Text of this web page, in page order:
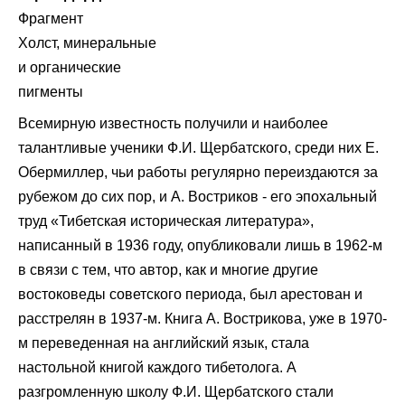
Фрагмент
Холст, минеральные
и органические
пигменты
Всемирную известность получили и наиболее
талантливые ученики Ф.И. Щербатского, среди них Е.
Обермиллер, чьи работы регулярно переиздаются за
рубежом до сих пор, и А. Востриков - его эпохальный
труд «Тибетская историческая литература»,
написанный в 1936 году, опубликовали лишь в 1962-м
в связи с тем, что автор, как и многие другие
востоковеды советского периода, был арестован и
расстрелян в 1937-м. Книга А. Вострикова, уже в 1970-
м переведенная на английский язык, стала
настольной книгой каждого тибетолога. А
разгромленную школу Ф.И. Щербатского стали